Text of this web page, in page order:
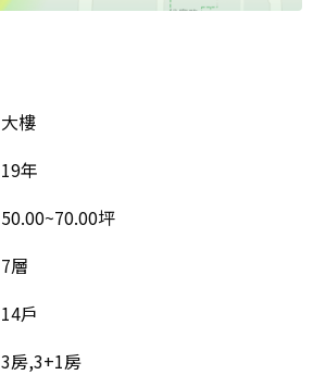
大樓
19年
50.00~70.00坪
7層
14戶
3房,3+1房